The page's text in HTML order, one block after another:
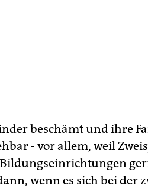
beschämt und ihre
- vor allem, weil
wenn es sich bei der